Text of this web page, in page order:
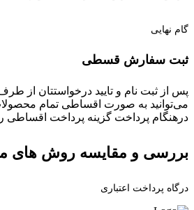
گام نهایی
ثبت سفارش قسطی
پس از ثبت نام و تایید درخواستتان از
می‌توانید به صورت اقساطی تمام محصولات
درهنگام پرداخت گزینه پرداخت اقساطی
بررسی و مقایسه روش های
درگاه پرداخت اعتباری